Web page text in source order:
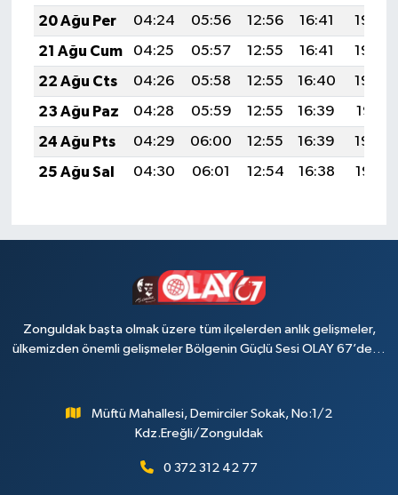
20 Ağu Per
04:24 05:56 12:56 16:41
19:45
21 Ağu Cum
04:25 05:57 12:55 16:41
19:43
22 Ağu Cts
04:26 05:58 12:55 16:40
19:42
23 Ağu Paz
04:28 05:59 12:55 16:39
19:41
24 Ağu Pts
04:29 06:00 12:55 16:39
19:39
25 Ağu Sal
04:30 06:01 12:54 16:38 19:38
Zonguldak başta olmak üzere tüm ilçelerden anlık gelişmeler,
ülkemizden önemli gelişmeler Bölgenin Güçlü Sesi OLAY 67’de…
Müftü Mahallesi, Demirciler Sokak, No:1/2
Kdz.Ereğli/Zonguldak
0 372 312 42 77